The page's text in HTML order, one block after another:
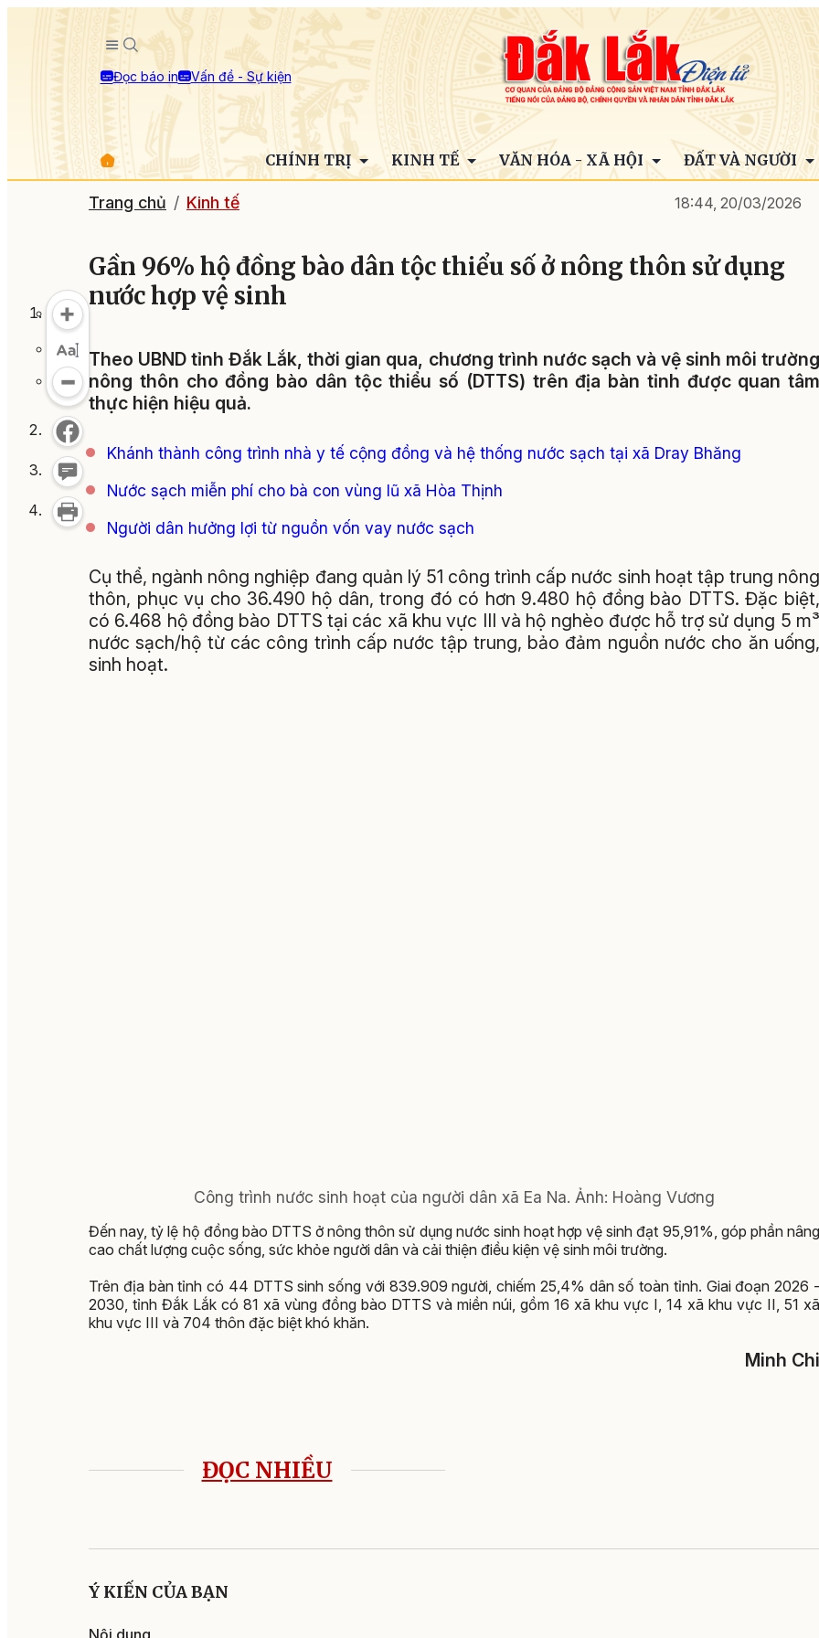
Đọc báo in Vấn đề - Sự kiện
CHÍNH TRỊ KINH TẾ VĂN HÓA - XÃ HỘI ĐẤT VÀ NGƯỜI
Trang chủ Kinh tế 18:44, 20/03/2026
Gần 96% hộ đồng bào dân tộc thiểu số ở nông thôn sử dụng
nước hợp vệ sinh
Theo UBND tỉnh Đắk Lắk, thời gian qua, chương trình nước sạch và vệ sinh môi trường
nông thôn cho đồng bào dân tộc thiểu số (DTTS) trên địa bàn tỉnh được quan tâm
thực hiện hiệu quả.
Khánh thành công trình nhà y tế cộng đồng và hệ thống nước sạch tại xã Dray Bhăng
Nước sạch miễn phí cho bà con vùng lũ xã Hòa Thịnh
Người dân hưởng lợi từ nguồn vốn vay nước sạch
Cụ thể, ngành nông nghiệp đang quản lý 51 công trình cấp nước sinh hoạt tập trung nông
thôn, phục vụ cho 36.490 hộ dân, trong đó có hơn 9.480 hộ đồng bào DTTS. Đặc biệt,
có 6.468 hộ đồng bào DTTS tại các xã khu vực III và hộ nghèo được hỗ trợ sử dụng 5 m³
nước sạch/hộ từ các công trình cấp nước tập trung, bảo đảm nguồn nước cho ăn uống,
sinh hoạt.
Công trình nước sinh hoạt của người dân xã Ea Na. Ảnh: Hoàng Vương
Đến nay, tỷ lệ hộ đồng bào DTTS ở nông thôn sử dụng nước sinh hoạt hợp vệ sinh đạt 95,91%, góp phần nâng
cao chất lượng cuộc sống, sức khỏe người dân và cải thiện điều kiện vệ sinh môi trường.
Trên địa bàn tỉnh có 44 DTTS sinh sống với 839.909 người, chiếm 25,4% dân số toàn tỉnh. Giai đoạn 2026 -
2030, tỉnh Đắk Lắk có 81 xã vùng đồng bào DTTS và miền núi, gồm 16 xã khu vực I, 14 xã khu vực II, 51 xã
khu vực III và 704 thôn đặc biệt khó khăn.
Minh Chi
ĐỌC NHIỀU
Ý KIẾN CỦA BẠN
Nội dung